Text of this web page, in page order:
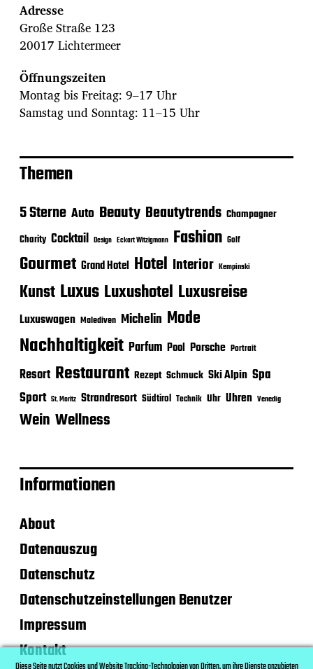
Adresse
Große Straße 123
20017 Lichtermeer
Öffnungszeiten
Montag bis Freitag: 9–17 Uhr
Samstag und Sonntag: 11–15 Uhr
Themen
5 Sterne Auto Beauty Beautytrends Champagner
Charity Cocktail Design Eckart Witzigmann Fashion Golf
Gourmet Grand Hotel Hotel Interior Kempinski
Kunst Luxus Luxushotel Luxusreise
Luxuswagen Malediven Michelin Mode
Nachhaltigkeit Parfum Pool Porsche Portrait
Resort Restaurant Rezept Schmuck Ski Alpin Spa
Sport St. Moritz Strandresort Südtirol Technik Uhr Uhren Venedig
Wein Wellness
Informationen
About
Datenauszug
Datenschutz
Datenschutzeinstellungen Benutzer
Impressum
Kontakt